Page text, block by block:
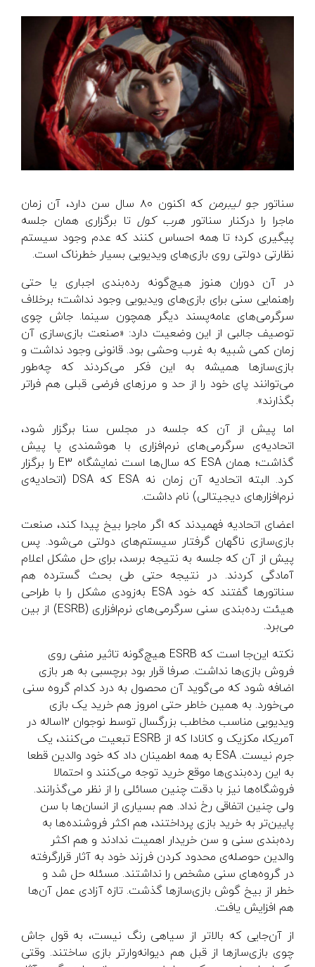
سناتورجو لیبرمن
که اکنون ۸۰ سال سن دارد، آن زمان
ماجرا را درکنار سناتورهرب کولتا برگزاری همان جلسه
پیگیری کرد؛ تا همه احساس کنند که عدم وجود سیستم
نظارتی دولتی روی بازی‌های ویدیویی بسیار خطرناک است.
در آن دوران هنوز هیچ‌گونه رده‌بندی اجباری یا حتی
راهنمایی سنی برای بازی‌های ویدیویی وجود نداشت؛ برخلاف
سرگرمی‌های عامه‌پسند دیگر همچون سینما. جاش چوی
توصیف جالبی از این وضعیت دارد: «صنعت بازی‌سازی آن
زمان کمی شبیه به غرب وحشی بود. قانونی وجود نداشت و
بازی‌سازها همیشه به این فکر می‌کردند که چه‌طور
می‌توانند پای خود را از حد و مرزهای فرضی قبلی هم فراتر
بگذارند».
اما پیش از آن که جلسه در مجلس سنا برگزار شود،
اتحادیه‌ی سرگرمی‌های نرم‌افزاری با هوشمندی پا پیش
گذاشت؛ همان ESA که سال‌ها است نمایشگاه E3 را برگزار
کرد. البته اتحادیه آن زمان نه ESA که DSA (اتحادیه‌ی
نرم‌افزارهای دیجیتالی) نام داشت.
اعضای اتحادیه فهمیدند که اگر ماجرا بیخ پیدا کند، صنعت
بازی‌سازی ناگهان گرفتار سیستم‌های دولتی می‌شود. پس
پیش از آن که جلسه به نتیجه برسد، برای حل مشکل اعلام
آمادگی کردند. در نتیجه حتی طی بحث گسترده هم
سناتورها گفتند که خود ESA به‌زودی مشکل را با طراحی
هیئت رده‌بندی سنی سرگرمی‌های نرم‌افزاری (ESRB) از بین
می‌برد.
نکته این‌جا است که ESRB هیچ‌گونه تاثیر منفی روی
فروش بازی‌ها نداشت. صرفا قرار بود برچسبی به هر بازی
اضافه شود که می‌گوید آن محصول به درد کدام گروه سنی
می‌خورد. به همین خاطر حتی امروز هم خرید یک بازی
ویدیویی مناسب مخاطب بزرگسال توسط نوجوان ۱۲ساله در
آمریکا، مکزیک و کانادا که از ESRB تبعیت می‌کنند، یک
جرم نیست. ESA به همه اطمینان داد که خود والدین قطعا
به این رده‌بندی‌ها موقع خرید توجه می‌کنند و احتمالا
فروشگاه‌ها نیز با دقت چنین مسائلی را از نظر می‌گذرانند.
ولی چنین اتفاقی رخ نداد. هم بسیاری از انسان‌ها با سن
پایین‌تر به خرید بازی پرداختند، هم اکثر فروشنده‌ها به
رده‌بندی سنی و سن خریدار اهمیت ندادند و هم اکثر
والدین حوصله‌ی محدود کردن فرزند خود به آثار قرارگرفته
در گروه‌های سنی مشخص را نداشتند. مسئله حل شد و
خطر از بیخ گوش بازی‌سازها گذشت. تازه آزادی عمل آن‌ها
هم افزایش یافت.
از آن‌جایی که بالاتر از سیاهی رنگ نیست، به قول جاش
چوی بازی‌سازها از قبل هم دیوانه‌وارتر بازی ساختند. وقتی